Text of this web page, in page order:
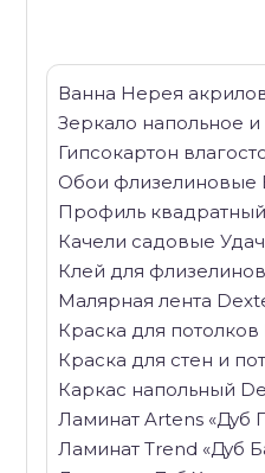
Ванна Нерея
Зеркало напольное
Гипсокартон
Обои флизелиновые
Профиль
Качели садовые
Клей для
Малярная лента
Краска для
Краска для стен и
Каркас напольный
Ламинат Artens «Дуб
Ламинат Trend «Дуб